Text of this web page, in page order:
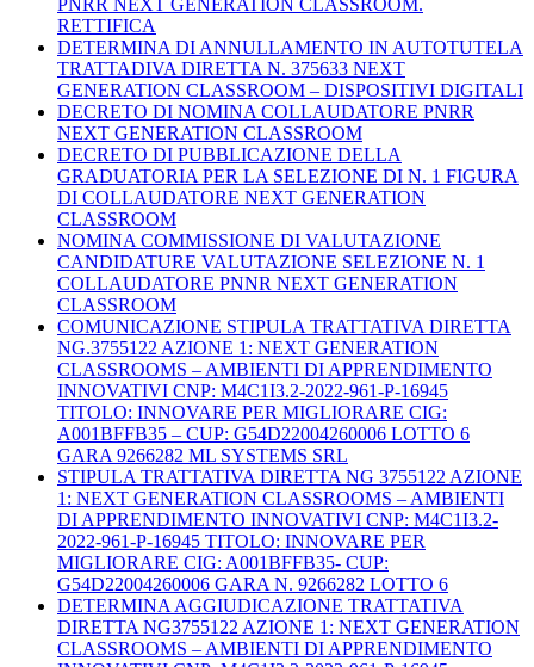
PNRR NEXT GENERATION CLASSROOM.
RETTIFICA
DETERMINA DI ANNULLAMENTO IN AUTOTUTELA
TRATTADIVA DIRETTA N. 375633 NEXT
GENERATION CLASSROOM – DISPOSITIVI DIGITALI
DECRETO DI NOMINA COLLAUDATORE PNRR
NEXT GENERATION CLASSROOM
DECRETO DI PUBBLICAZIONE DELLA
GRADUATORIA PER LA SELEZIONE DI N. 1 FIGURA
DI COLLAUDATORE NEXT GENERATION
CLASSROOM
NOMINA COMMISSIONE DI VALUTAZIONE
CANDIDATURE VALUTAZIONE SELEZIONE N. 1
COLLAUDATORE PNNR NEXT GENERATION
CLASSROOM
COMUNICAZIONE STIPULA TRATTATIVA DIRETTA
NG.3755122 AZIONE 1: NEXT GENERATION
CLASSROOMS – AMBIENTI DI APPRENDIMENTO
INNOVATIVI CNP: M4C1I3.2-2022-961-P-16945
TITOLO: INNOVARE PER MIGLIORARE CIG:
A001BFFB35 – CUP: G54D22004260006 LOTTO 6
GARA 9266282 ML SYSTEMS SRL
STIPULA TRATTATIVA DIRETTA NG 3755122 AZIONE
1: NEXT GENERATION CLASSROOMS – AMBIENTI
DI APPRENDIMENTO INNOVATIVI CNP: M4C1I3.2-
2022-961-P-16945 TITOLO: INNOVARE PER
MIGLIORARE CIG: A001BFFB35- CUP:
G54D22004260006 GARA N. 9266282 LOTTO 6
DETERMINA AGGIUDICAZIONE TRATTATIVA
DIRETTA NG3755122 AZIONE 1: NEXT GENERATION
CLASSROOMS – AMBIENTI DI APPRENDIMENTO